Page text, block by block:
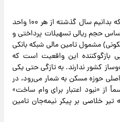
وضعیت زمانی ملموس‌تر می‌شود که بدانیم سال گذشته از هر ۱۰۰ واحد
۳ واحد (بر اساس حجم ریالی تسهیلات پرداختی و
مشمول تامین مالی شبکه بانکی
بازگوکننده این واقعیت است که
کشور ندارند. به تازگی حتی یکی
حوزه مسکن به شمار می‌رود، در
از «نبود اعتبار برای وام ساخت»
خلاصی بر پیکر نیمه‌جان تامین